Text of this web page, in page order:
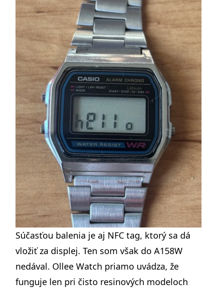
Súčasťou balenia je aj NFC tag, ktorý sa dá
vložiť za displej. Ten som však do A158W
nedával. Ollee Watch priamo uvádza, že
funguje len pri čisto resinových modeloch